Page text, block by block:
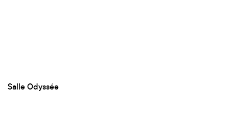
Salle Odyssée